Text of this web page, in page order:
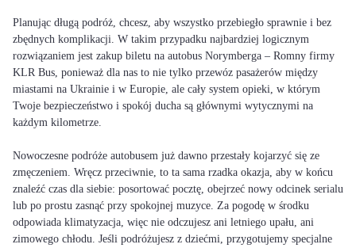
Planując długą podróż, chcesz, aby wszystko przebiegło sprawnie i bez
zbędnych komplikacji. W takim przypadku najbardziej logicznym
rozwiązaniem jest zakup biletu na autobus Norymberga – Romny firmy
KLR Bus, ponieważ dla nas to nie tylko przewóz pasażerów między
miastami na Ukrainie i w Europie, ale cały system opieki, w którym
Twoje bezpieczeństwo i spokój ducha są głównymi wytycznymi na
każdym kilometrze.
Nowoczesne podróże autobusem już dawno przestały kojarzyć się ze
zmęczeniem. Wręcz przeciwnie, to ta sama rzadka okazja, aby w końcu
znaleźć czas dla siebie: posortować pocztę, obejrzeć nowy odcinek serialu
lub po prostu zasnąć przy spokojnej muzyce. Za pogodę w środku
odpowiada klimatyzacja, więc nie odczujesz ani letniego upału, ani
zimowego chłodu. Jeśli podróżujesz z dziećmi, przygotujemy specjalne